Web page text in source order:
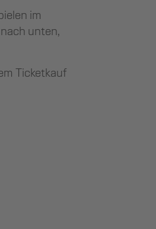
im
unten,
Ticketkauf